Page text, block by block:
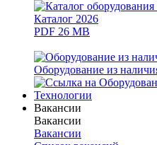
Каталог 2026
PDF 26 MB
Оборудование из
Технологии
Вакансии
Вакансии
Вакансии